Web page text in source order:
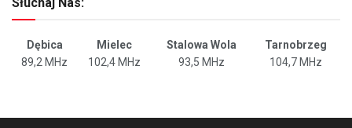
Dębica Mielec Stalowa Wola
Tarnobrzeg
89,2 MHz
102,4 MHz 93,5 MHz 104,7 MHz